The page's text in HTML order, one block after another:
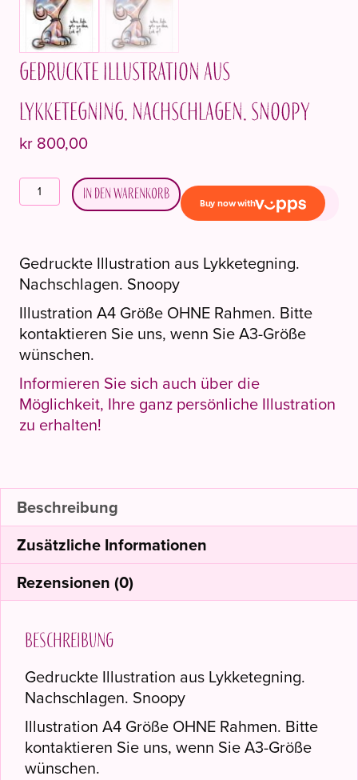
Gedruckte Illustration aus
Lykketegning. Nachschlagen. Snoopy
kr 800,00
Printed
illustration
Look
up.
Snoopy
Menge
In den Warenkorb
Gedruckte Illustration aus Lykketegning.
Nachschlagen. Snoopy
Illustration A4 Größe OHNE Rahmen. Bitte
kontaktieren Sie uns, wenn Sie A3-Größe
wünschen.
Informieren Sie sich auch über die
Möglichkeit, Ihre ganz persönliche Illustration
zu erhalten!
Beschreibung
Zusätzliche Informationen
Rezensionen (0)
Beschreibung
Gedruckte Illustration aus Lykketegning.
Nachschlagen. Snoopy
Illustration A4 Größe OHNE Rahmen. Bitte
kontaktieren Sie uns, wenn Sie A3-Größe
wünschen.